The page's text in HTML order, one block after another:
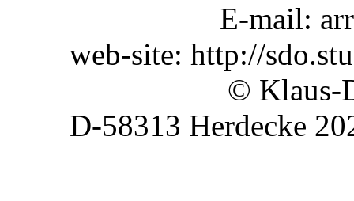
E-mail:
web-site: http://
© Klaus-Dieter
D-58313 Herdecke